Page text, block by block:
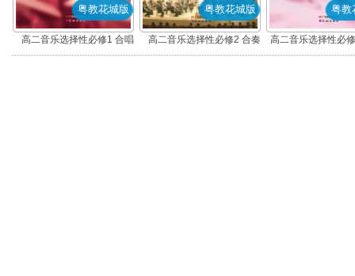
粤教花城版
高二音乐选择性必修1 合唱
(粤教花城版)
粤教花城版
高二音乐选择性必修2 合奏
(粤教花城版)
粤教
高二音乐选择性必
演(粤教花城